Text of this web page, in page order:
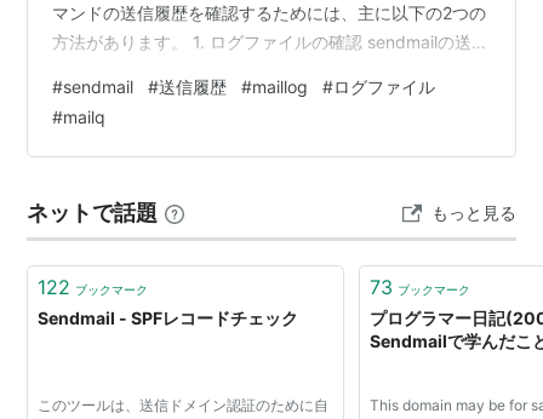
マンドの送信履歴を確認するためには、主に以下の2つの
方法があります。 1. ログファイルの確認 sendmailの送信
す。 一般的なログファイルの場所は以下の通りです：
/var/log/maillog /var/log/mail.log /var/log/syslog これら
のファイルから確認するには、grepコマンドを使って
#sendmail #送信履歴 #maillog #ログファイル
#mailq
ネットで話題 もっと見る
122 ブックマーク
Sendmail - SPFレコードチェック
このツールは、送信ドメイン認証のために自
73 ブックマーク
プログラマー日記
Sendmailで学んだこ
This domain may be for